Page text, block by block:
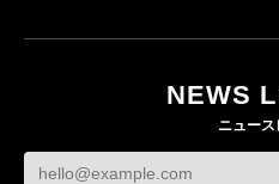
ケットなど7型を発売
FASHION
をライン
NEWS
ニュー